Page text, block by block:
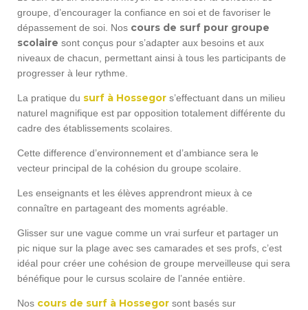
groupe, d’encourager la confiance en soi et de favoriser le
dépassement de soi. Nos cours de surf pour groupe
scolaire sont conçus pour s’adapter aux besoins et aux
niveaux de chacun, permettant ainsi à tous les participants de
progresser à leur rythme.
La pratique du surf à Hossegor s’effectuant dans un milieu
naturel magnifique est par opposition totalement différente du
cadre des établissements scolaires.
Cette difference d’environnement et d’ambiance sera le
vecteur principal de la cohésion du groupe scolaire.
Les enseignants et les élèves apprendront mieux à ce
connaître en partageant des moments agréable.
Glisser sur une vague comme un vrai surfeur et partager un
pic nique sur la plage avec ses camarades et ses profs, c’est
idéal pour créer une cohésion de groupe merveilleuse qui sera
bénéfique pour le cursus scolaire de l’année entière.
Nos cours de surf à Hossegor sont basés sur